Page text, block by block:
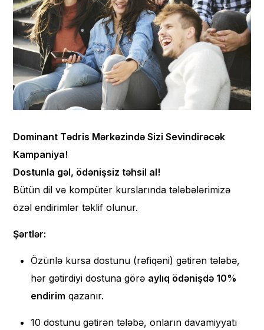
Dominant Tədris Mərkəzində Sizi Sevindirəcək
Kampaniya!
Dostunla gəl, ödənişsiz təhsil al!
Bütün dil və kompüter kurslarında tələbələrimizə
özəl endirimlər təklif olunur.
Şərtlər:
Özünlə kursa dostunu (rəfiqəni) gətirən tələbə,
hər gətirdiyi dostuna görə aylıq ödənişdə 10%
endirim qazanır.
10 dostunu gətirən tələbə, onların davamiyyatı